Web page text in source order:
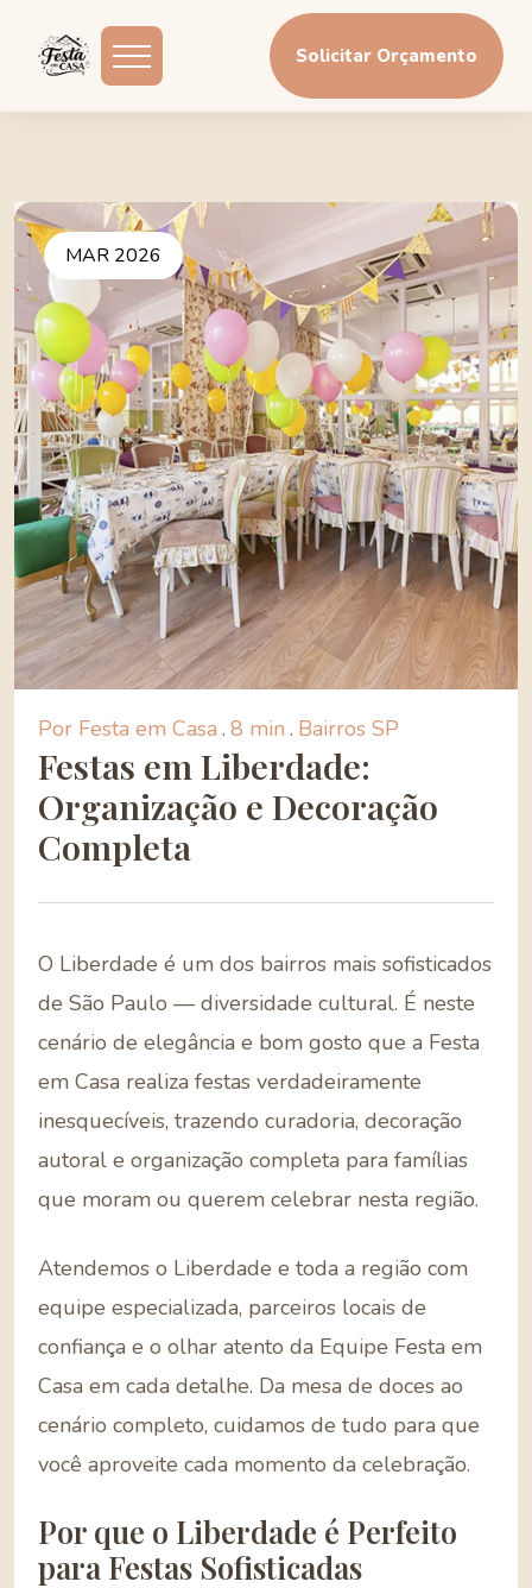
Solicitar Orçamento
MAR 2026
Por Festa em Casa . 8 min . Bairros SP
Festas em Liberdade:
Organização e Decoração
Completa
O Liberdade é um dos bairros mais sofisticados
de São Paulo — diversidade cultural. É neste
cenário de elegância e bom gosto que a Festa
em Casa realiza festas verdadeiramente
inesquecíveis, trazendo curadoria, decoração
autoral e organização completa para famílias
que moram ou querem celebrar nesta região.
Atendemos o Liberdade e toda a região com
equipe especializada, parceiros locais de
confiança e o olhar atento da Equipe Festa em
Casa em cada detalhe. Da mesa de doces ao
cenário completo, cuidamos de tudo para que
você aproveite cada momento da celebração.
Por que o Liberdade é Perfeito
para Festas Sofisticadas